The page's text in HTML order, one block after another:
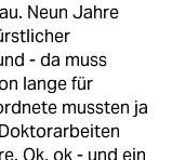
Neun Jahre
- da muss
lange für
mussten ja